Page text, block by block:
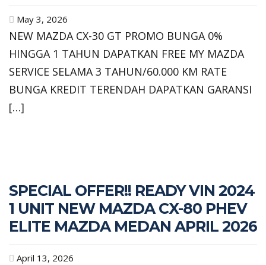
May 3, 2026
NEW MAZDA CX-30 GT PROMO BUNGA 0%
HINGGA 1 TAHUN DAPATKAN FREE MY MAZDA
SERVICE SELAMA 3 TAHUN/60.000 KM RATE
BUNGA KREDIT TERENDAH DAPATKAN GARANSI
[…]
SPECIAL OFFER!! READY VIN 2024
1 UNIT NEW MAZDA CX-80 PHEV
ELITE MAZDA MEDAN APRIL 2026
April 13, 2026